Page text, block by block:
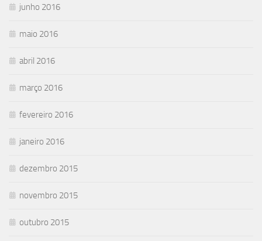
junho 2016
maio 2016
abril 2016
março 2016
fevereiro 2016
janeiro 2016
dezembro 2015
novembro 2015
outubro 2015